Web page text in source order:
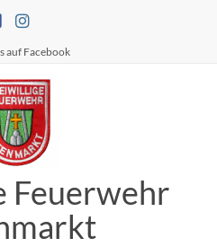
auf Facebook
Feuerwehr